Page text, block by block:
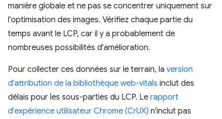
manière globale et ne pas se concentrer uniquement sur
l'optimisation des images. Vérifiez chaque partie du
temps avant le LCP, car il y a probablement de
nombreuses possibilités d'amélioration.
Pour collecter ces données sur le terrain, la version
d'attribution de la bibliothèque web-vitals inclut des
délais pour les sous-parties du LCP. Le rapport
d'expérience utilisateur Chrome (CrUX) n'inclut pas